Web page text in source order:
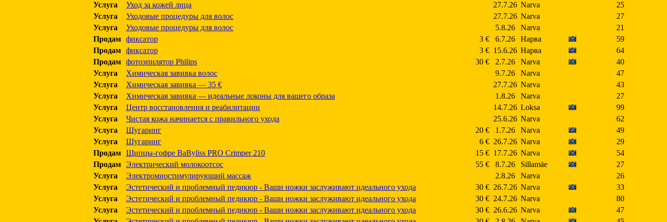
Услуга Уход за кожей лица 27.7.26 Narva
25
Услуга
Уходовые процедуры для волос 27.7.26 Narva
27
Услуга
Уходовые процедуры для волос 5.8.26 Narva
21
Продам фиксатор 3 € 6.7.26 Нарва
59
Продам фиксатор 3 € 15.6.26 Нарва
64
Продам фотоэпилятор Philips 30 € 2.7.26 Narva
40
Услуга
Химическая завивка волос 9.7.26 Narva
47
Услуга
Химическая завивка — 35 € 27.7.26 Narva
43
Услуга
Химическая завивка — идеальные локоны для вашего образа 1.8.26 Narva
27
Услуга
Центр восстановления и реабилитации 14.7.26 Loksa
99
Услуга
Чистая кожа начинается с правильного ухода 25.6.26 Narva
62
Услуга
Шугаринг 20 € 1.7.26 Narva
49
Услуга
Шугаринг 6 € 26.7.26 Narva
29
Продам Щипцы-гофре BaByliss PRO Crimper 210 15 € 17.7.26 Narva
54
Продам Электрический молокоотсос 55 € 8.7.26 Sillamäe
27
Услуга
Электромиостимулирующий массаж 2.8.26 Narva
26
Услуга
Эстетический и проблемный педикюр - Ваши ножки заслуживают идеального ухода 30 € 26.7.26 Narva
33
Услуга
Эстетический и проблемный педикюр - Ваши ножки заслуживают идеального ухода 30 € 24.7.26 Narva
80
Услуга
Эстетический и проблемный педикюр - Ваши ножки заслуживают идеального ухода 30 € 26.6.26 Narva
47